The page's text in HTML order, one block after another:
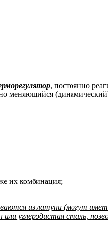
, постоянно
меняющийся
их комбинация;
из латуни (могут
или углеродистая сталь,